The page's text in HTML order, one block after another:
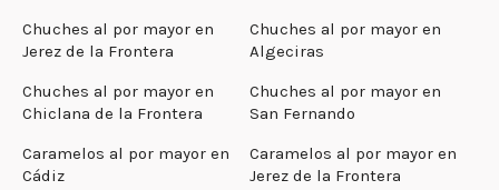
Chuches al por mayor en
Jerez de la Frontera
Chuches al por mayor en
Algeciras
Chuches al por mayor en
Chiclana de la Frontera
Chuches al por mayor en
San Fernando
Caramelos al por mayor en
Cádiz
Caramelos al por mayor en
Jerez de la Frontera